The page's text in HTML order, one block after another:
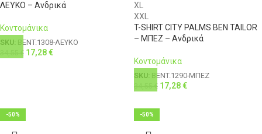
ΛΕΥΚΟ – Ανδρικά
Κοντομάνικα
SKU: BENT.1308-ΛΕΥΚΟ
€ 17,28€
XL
XXL
T-SHIRT CITY PALMS BEN TAILOR
– ΜΠΕΖ – Ανδρικά
Κοντομάνικα
SKU: BENT.1290-ΜΠΕΖ
€ 17,28€
-50% -50%